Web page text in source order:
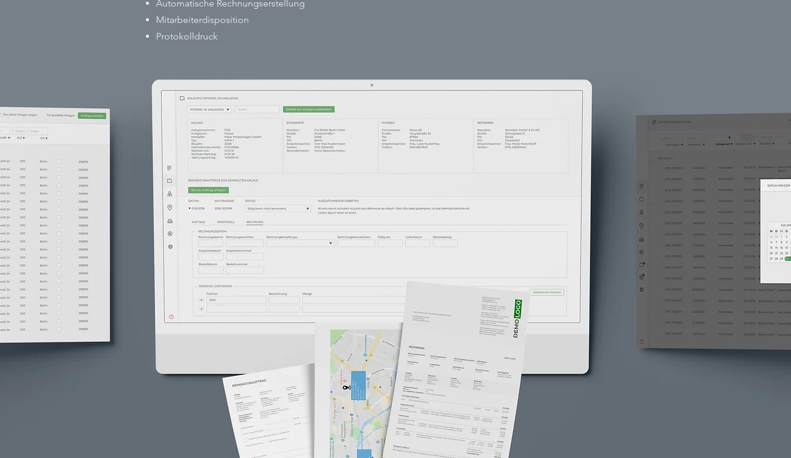
Automatische Rechnungserstellung
Mitarbeiterdisposition
Protokolldruck